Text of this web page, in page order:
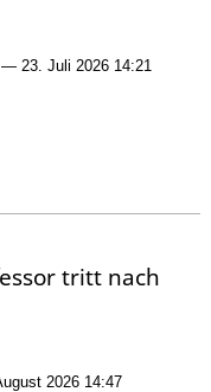
23. Juli 2026 14:21
tritt nach
2026 14:47